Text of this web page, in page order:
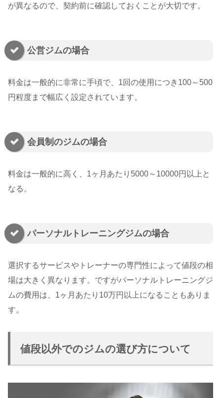
が異なるので、契約前に確認しておくことが大切です。
公営ジムの場合
料金は一般的に非常に手頃で、1回の使用につき100～500
円程度まで幅広く設定されています。
会員制のジムの場合
料金は一般的に高く、1ヶ月あたり5000～10000円以上と
なる。
パーソナルトレーニングジムの場合
選択するサービスやトレーナーの専門性によって値段の相
場は大きく異なります。ですがパーソナルトレーニングジ
ムの費用は、1ヶ月あたり10万円以上になることもありま
す。
値段以外でのジムの選び方について